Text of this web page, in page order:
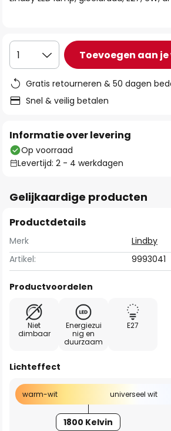
1 Toevoegen aan
Gratis retourneren & 50 dagen
Snel & veilig betalen
Informatie over levering
Op voorraad
Levertijd: 2 - 4 werkdagen
Gelijkaardige producten
Productdetails
Merk
Lindby
Artikel:
9993041
Productvoordelen
Niet
dimbaar
Energiezui
nig en
duurzaam
E27
Lichteffect
warm-wit universeel wit
1800 Kelvin